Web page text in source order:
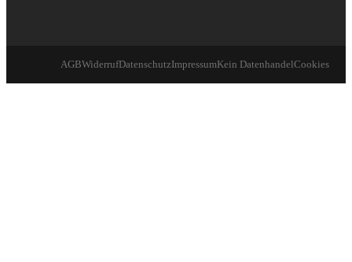
AGBWiderrufDatenschutzImpressumKein DatenhandelCookies